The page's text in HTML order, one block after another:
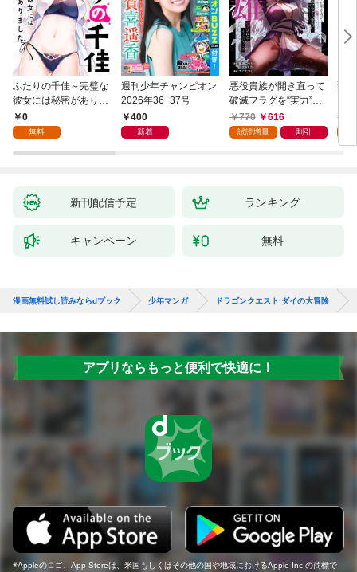
ふたりの千佳～完璧な
彼女には秘密がありま
した(1)
0
無料
週刊少年チャンピオン
2026年36+37号
400
新着
悪役貴族が開き直って
破滅フラグを“実力”で
叩き折っていたら、い
つの間にかヒロイン達
770 616
試読増量 割引
弱
新刊配信予定 ランキング
キャンペーン 無料
漫画無料試し読みならdブック 少年マンガ ドラゴンクエスト ダイの大冒険
アプリならもっと便利で快適に！
Appleのロゴ、App Storeは、米国もしくはその他の国や地域におけるApple Inc.の商標で